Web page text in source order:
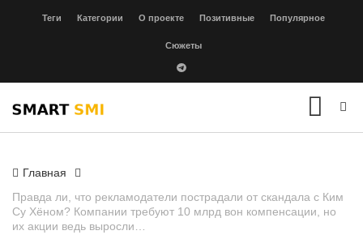
Теги Категории О проекте Позитивные Популярное
Сюжеты
Главная
Правда ли, что рекламодатели пострадали от скандала с Ким
Су Хёном? Компании требуют 10 млрд вон компенсации, но
их акции ведь выросли…